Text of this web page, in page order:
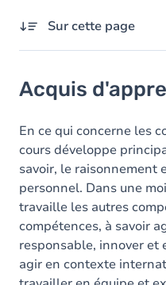
Sur cette page
Objectifs
Contenu
Acquis
En ce qui concerne les
cours développe
savoir, le raisonnement
personnel. Dans une
travaille les autres
compétences, à savoir
responsable, innover et
agir en contexte